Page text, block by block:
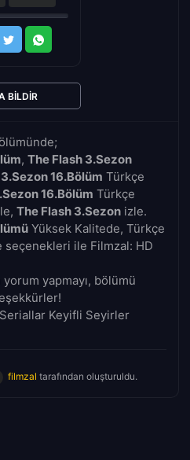
, The Flash 3.Sezon
16.Bölüm Türkçe
16.Bölüm Türkçe
The Flash 3.Sezon izle.
Yüksek Kalitede, Türkçe
seçenekleri ile Filmzal: HD
yapmayı, bölümü
Keyifli Seyirler
filmzal tarafından oluşturuldu.
BILDIR